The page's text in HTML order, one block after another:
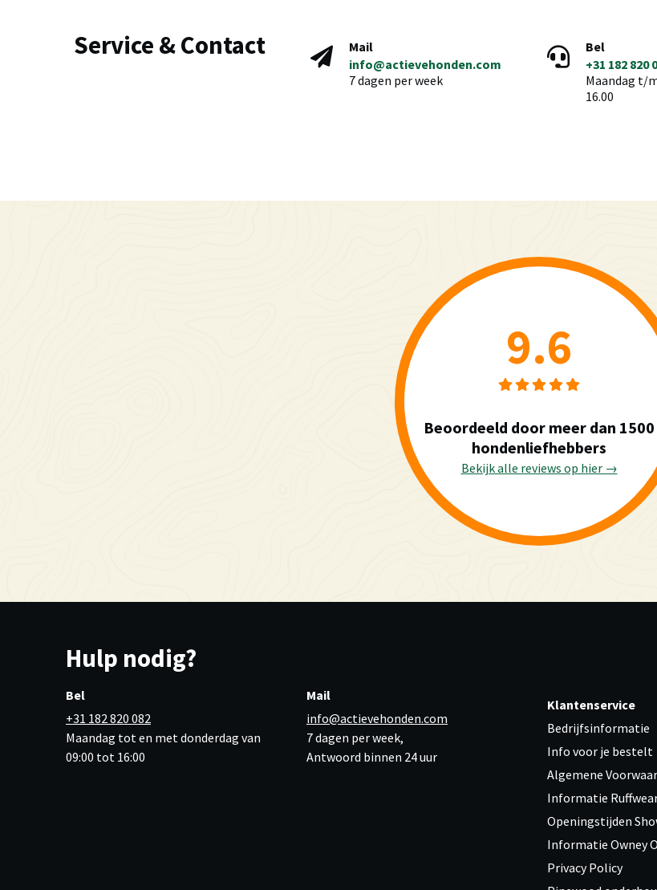
Service & Contact
Mail
info@actievehonden.com
7 dagen per week
Bel
+31 182 820
Maandag t/
16.00
9.6
Beoordeeld door meer dan 1500
hondenliefhebbers
Bekijk alle reviews op hier →
Hulp nodig?
Bel
+31 182 820 082
Maandag tot en met donderdag van
09:00 tot 16:00
Mail
info@actievehonden.com
7 dagen per week,
Antwoord binnen 24 uur
Klantenservice
Bedrijfsinformatie
Info voor je bestelt
Algemene
Informatie
Openingstijden
Informatie Owney
Privacy Policy